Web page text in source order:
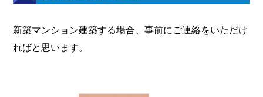
新築マンション建築する場合、事前にご連絡をいただけ
ればと思います。